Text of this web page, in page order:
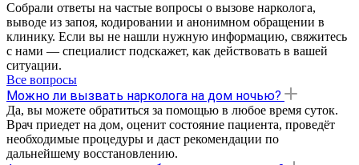
Собрали ответы на частые вопросы о вызове нарколога,
выводе из запоя, кодировании и анонимном обращении в
клинику. Если вы не нашли нужную информацию, свяжитесь
с нами — специалист подскажет, как действовать в вашей
ситуации.
Все вопросы
Можно ли вызвать нарколога на дом ночью?
Да, вы можете обратиться за помощью в любое время суток.
Врач приедет на дом, оценит состояние пациента, проведёт
необходимые процедуры и даст рекомендации по
дальнейшему восстановлению.